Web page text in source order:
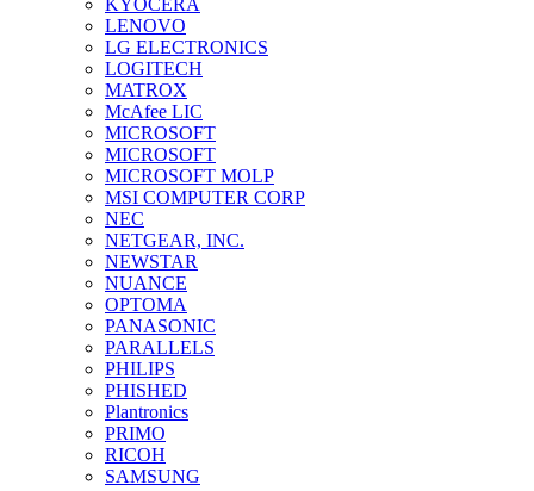
LENOVO
LG ELECTRONICS
LOGITECH
MATROX
McAfee LIC
MICROSOFT
MICROSOFT
MICROSOFT MOLP
MSI COMPUTER CORP
NEC
NETGEAR, INC.
NEWSTAR
NUANCE
OPTOMA
PANASONIC
PARALLELS
PHILIPS
PHISHED
Plantronics
PRIMO
RICOH
SAMSUNG